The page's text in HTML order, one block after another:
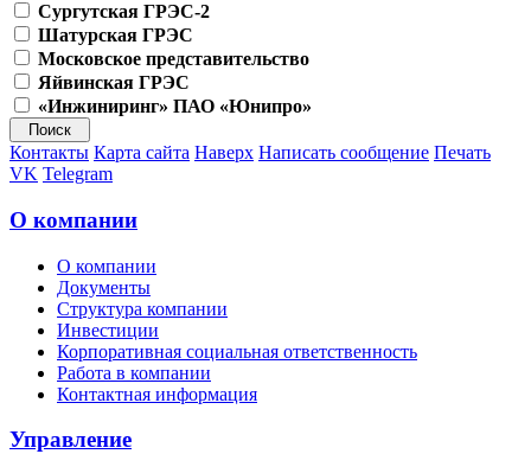
Сургутская ГРЭС-2
Шатурская ГРЭС
Московское представительство
Яйвинская ГРЭС
«Инжиниринг» ПАО «Юнипро»
Контакты Карта сайта Наверх Написать сообщение Печать
VK Telegram
О компании
О компании
Документы
Структура компании
Инвестиции
Корпоративная социальная ответственность
Работа в компании
Контактная информация
Управление